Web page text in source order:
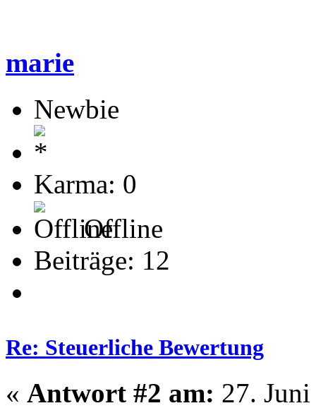
marie
Newbie
Karma: 0
Offline
Beiträge: 12
Re: Steuerliche Bewertung
« Antwort #2 am: 27.